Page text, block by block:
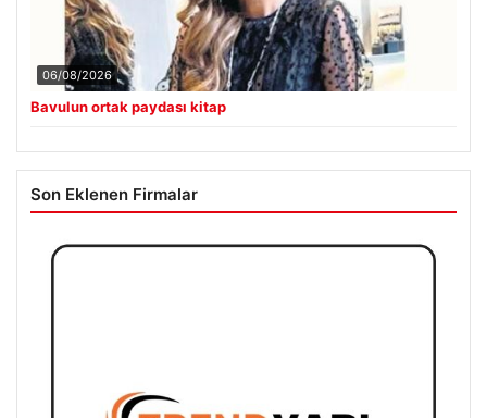
06/08/2026
Bavulun ortak paydası kitap
Son Eklenen Firmalar